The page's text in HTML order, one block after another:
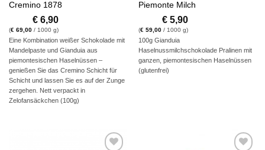
Cremino 1878
€6,90
(€ 69,00/ 1000 g)
Eine Kombination weißer Schokolade mit
Mandelpaste und Gianduia aus
piemontesischen Haselnüssen –
genießen Sie das Cremino Schicht für
Schicht und lassen Sie es auf der Zunge
zergehen. Nett verpackt in
Zelofansäckchen (100g)
Piemonte Milch
€5,90
(€ 59,00/ 1000 g)
100g Gianduia
Haselnussmilchschokolade Pralinen mit
ganzen, piemontesischen Haselnüssen
(glutenfrei)